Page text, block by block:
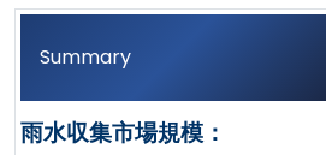
Summary
雨水収集市場規模：